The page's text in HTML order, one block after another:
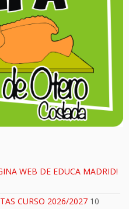
WEB DE EDUCA MADRID!
CURSO 2026/2027 10